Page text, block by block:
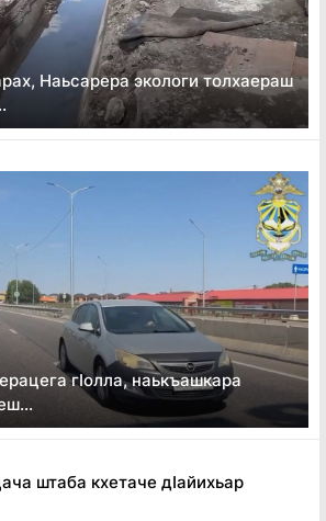
Наьсарера экологи толхаераш
гӏолла, наькъашкара
штаба кхетаче дӏайихьар